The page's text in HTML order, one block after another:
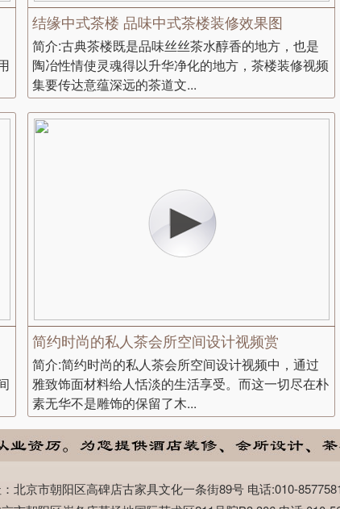
结缘中式茶楼 品味中式茶楼装修效果图
简介:古典茶楼既是品味丝丝茶水醇香的地方，也是
陶冶性情使灵魂得以升华净化的地方，茶楼装修视频
集要传达意蕴深远的茶道文...
简约时尚的私人茶会所空间设计视频赏
简介:简约时尚的私人茶会所空间设计视频中，通过
雅致饰面材料给人恬淡的生活享受。而这一切尽在朴
素无华不是雕饰的保留了木...
北京市朝阳区高碑店古家具文化一条街89号 电话:010-